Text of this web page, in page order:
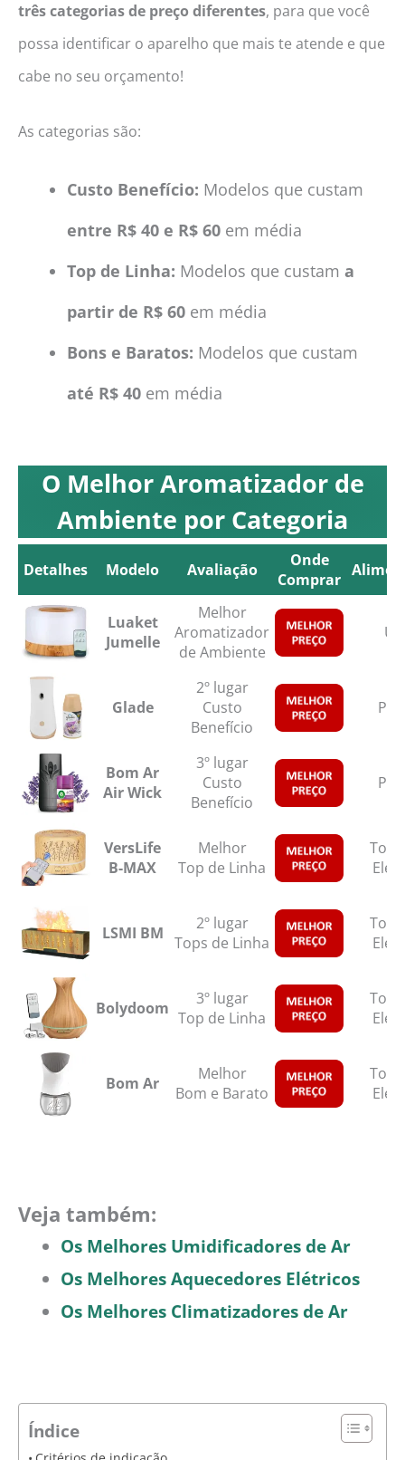
três categorias de preço diferentes, para que você
possa identificar o aparelho que mais te atende e que
cabe no seu orçamento!
As categorias são:
Custo Benefício: Modelos que custam
entre R$ 40 e R$ 60 em média
Top de Linha: Modelos que custam a
partir de R$ 60 em média
Bons e Baratos: Modelos que custam
até R$ 40 em média
O Melhor Aromatizador de
Ambiente por Categoria
Detalhes Modelo Avaliação
Onde
Comprar
Detalhes
Avaliação
Onde
Comprar
Luaket
Jumelle
Melhor
Aromatizador
de Ambiente
Glade
2º lugar
Custo
Benefício
Bom Ar
Air Wick
3º lugar
Custo
Benefício
VersLife
B-MAX
Melhor
Top de Linha
LSMI BM
2º lugar
Tops de Linha
Bolydoom
3º lugar
Top de Linha
Bom Ar
Melhor
Bom e Barato
Veja também:
Os Melhores Umidificadores de Ar
Os Melhores Aquecedores Elétricos
Os Melhores Climatizadores de Ar
Índice